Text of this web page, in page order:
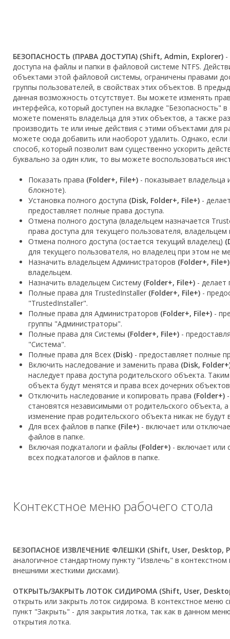
БЕЗОПАСНОСТЬ (ПРАВА ДОСТУПА) (Shift, Admin, Explorer) -
доступа на файлы и папки в файловой системе NTFS.
объектами этой файловой системы, ограничены правами
группы пользователей, в свойствах этих объектов. В
данная возможноcть отсутствует. Вы можете изменять
интерфейса, который доступен на вкладке "Безопасность"
можете поменять владельца для этих объектов, а также
производить те или иные действия с этими объектами для
можете сюда добавить или наоборот удалить. Однако,
способ, который позволит вам существенно ускорить
буквально за один клик, то вы можете воспользоваться
Показать права (Folder+, File+) - показывает владельца
блокноте).
Установка полного доступа (Disk, Folder+, File+) -
предоставляет полные права доступа.
Отмена полного доступа (владельцем назначается
права доступа для текущего пользователя,
Отмена полного доступа (остается текущий владелец)
для текущего пользователя, но владелец при этом не
Назначить владельцем Администраторов (Folder+, File+)
владельцем.
Назначить владельцем Систему (Folder+, File+) - делает
Полные права для TrustedInstaller (Folder+, File+) -
"TrustedInstaller".
Полные права для Администраторов (Folder+, File+) -
группы "Администраторы".
Полные права для Системы (Folder+, File+) -
"Система".
Полные права для Всех (Disk) - предоставляет полные
Включить наследование и заменить права (Disk,
наследует права доступа родительского объекта.
объекта будут менятся и права всех дочерних
Отключить наследование и копировать права (Folder+)
становятся независимыми от родительского объекта,
изменение прав родительского объекта никак не
Для всех файлов в папке (File+) - включает или
файлов в папке.
Включая подкаталоги и файлы (Folder+) - включает или
всех подкаталогов и файлов в папке.
Контекстное меню рабочего стола
БЕЗОПАСНОЕ ИЗВЛЕЧЕНИЕ ФЛЕШКИ (Shift, User, Desktop,
аналогичное стандартному пункту "Извлечь" в
внешними жесткими дисками).
ОТКРЫТЬ/ЗАКРЫТЬ ЛОТОК СИДИРОМА (Shift, User,
открыть или закрыть лоток сидирома. В контекстное меню
пункт "Закрыть" - для закрытия лотка, так как в данном
открытия лотка.